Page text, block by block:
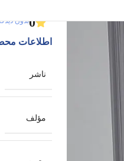
0بدون
اطلاعات
ناشر
مؤلف